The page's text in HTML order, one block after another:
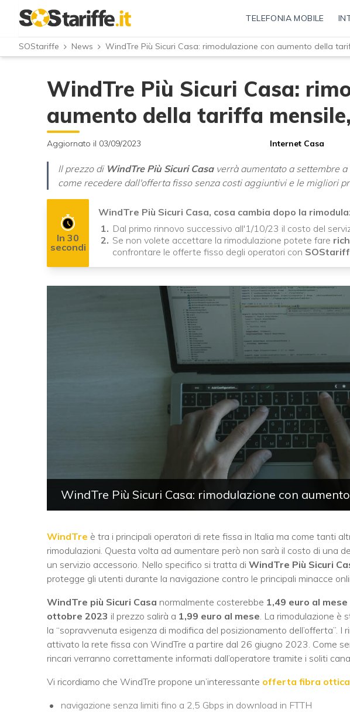
TELEFONIA MOBILE
SOStariffe News WindTre Più Sicuri Casa: rimodulazione con aumento della
WindTre Più Sicuri Casa:
aumento della tariffa
Aggiornato il 03/09/2023 Internet Casa
Il prezzo di WindTre Più Sicuri Casaverrà aumentato a settembre a
come recedere dall'offerta fisso senza costi aggiuntivi e le migliori
In 30
secondi
WindTre Più Sicuri Casa, cosa cambia dopo la
Dal primo rinnovo successivo all'1/10/23 il costo del
Se non volete accettare la rimodulazione potete fare
confrontare le offerte fisso degli operatori con
WindTre Più Sicuri Casa: rimodulazione con
WindTre è tra i principali operatori di rete fissa in Italia ma come tanti
rimodulazioni. Questa volta ad aumentare però non sarà il costo di una
un servizio accessorio. Nello specifico si tratta di WindTre Più Sicuri
protegge gli utenti durante la navigazione contro le principali minacce
WindTre più Sicuri Casa normalmente costerebbe 1,49 euro al mese
ottobre 2023 il prezzo salirà a 1,99 euro al mese. La rimodulazione è
la “sopravvenuta esigenza di modifica del posizionamento dell’offerta”.
attivato la rete fissa con WindTre a partire dal 26 giugno 2023. Come
rincari verranno correttamente informati dall’operatore tramite i soliti
Vi ricordiamo che WindTre propone un’interessante offerta fibra ottica
navigazione senza limiti fino a 2,5 Gbps in download in FTTH